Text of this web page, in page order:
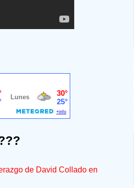
de David Collado en